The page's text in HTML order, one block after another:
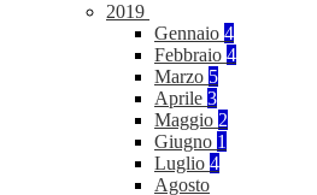
2019
Gennaio 4
Febbraio 4
Marzo 5
Aprile 3
Maggio 2
Giugno 1
Luglio 4
Agosto